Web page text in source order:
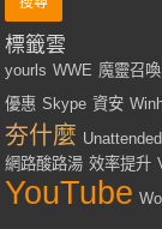
標籤雲
yourls WWE 魔靈召喚
優惠 Skype 資安
夯什麼
網路酸路湯 效率提升
YouTube